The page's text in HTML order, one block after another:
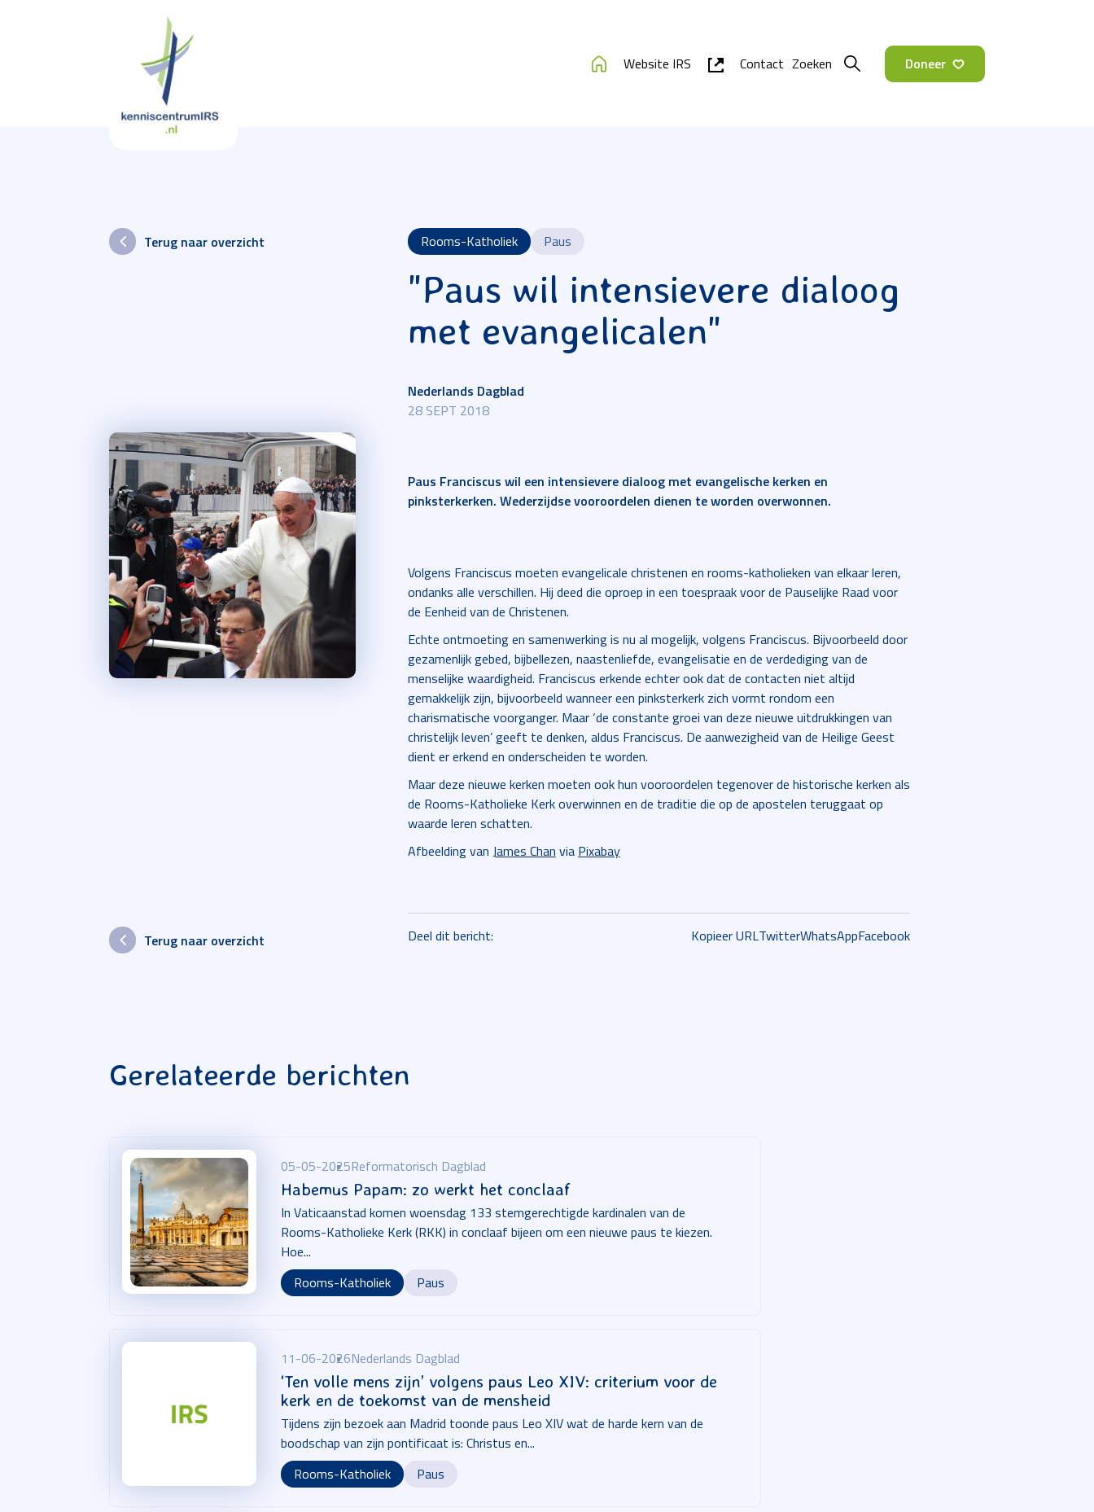
Website IRS Contact Doneer
Terug naar overzicht Rooms-Katholiek Paus
"Paus wil intensievere dialoog
met evangelicalen"
Nederlands Dagblad
28 SEPT 2018
Terug naar overzicht
Paus Franciscus wil een intensievere dialoog met evangelische kerken en
pinksterkerken. Wederzijdse vooroordelen dienen te worden overwonnen.
Volgens Franciscus moeten evangelicale christenen en rooms-katholieken van elkaar leren,
ondanks alle verschillen. Hij deed die oproep in een toespraak voor de Pauselijke Raad voor
de Eenheid van de Christenen.
Echte ontmoeting en samenwerking is nu al mogelijk, volgens Franciscus. Bijvoorbeeld door
gezamenlijk gebed, bijbellezen, naastenliefde, evangelisatie en de verdediging van de
menselijke waardigheid. Franciscus erkende echter ook dat de contacten niet altijd
gemakkelijk zijn, bijvoorbeeld wanneer een pinksterkerk zich vormt rondom een
charismatische voorganger. Maar ‘de constante groei van deze nieuwe uitdrukkingen van
christelijk leven’ geeft te denken, aldus Franciscus. De aanwezigheid van de Heilige Geest
dient er erkend en onderscheiden te worden.
Maar deze nieuwe kerken moeten ook hun vooroordelen tegenover de historische kerken als
de Rooms-Katholieke Kerk overwinnen en de traditie die op de apostelen teruggaat op
waarde leren schatten.
Afbeelding van James Chan via Pixabay
Deel dit bericht: Kopieer URLTwitterWhatsAppFacebook
Gerelateerde berichten
05-05-2025Reformatorisch Dagblad
Habemus Papam: zo werkt het conclaaf
In Vaticaanstad komen woensdag 133 stemgerechtigde kardinalen van de
Rooms-Katholieke Kerk (RKK) in conclaaf bijeen om een nieuwe paus te kiezen.
Hoe...
Rooms-Katholiek
Paus
11-06-2026Nederlands Dagblad
‘Ten volle mens zijn’ volgens paus Leo XIV: criterium voor de
kerk en de toekomst van de mensheid
Tijdens zijn bezoek aan Madrid toonde paus Leo XIV wat de harde kern van de
boodschap van zijn pontificaat is: Christus en...
Rooms-Katholiek
Paus